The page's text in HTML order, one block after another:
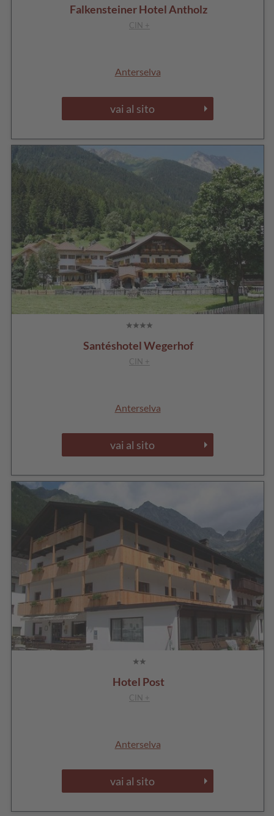
Falkensteiner Hotel Antholz
CIN +
Anterselva
vai al sito
Santéshotel Wegerhof
CIN +
Anterselva
vai al sito
Hotel Post
CIN +
Anterselva
vai al sito